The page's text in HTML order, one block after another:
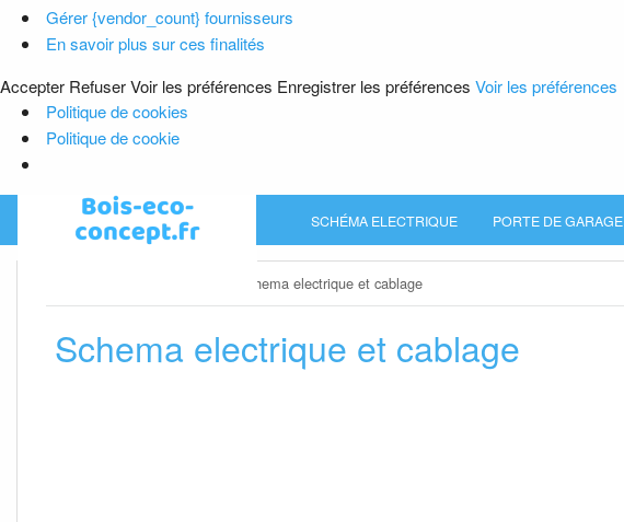
Gérer {vendor_count} fournisseurs
En savoir plus sur ces finalités
Accepter RefuserVoir les préférences Enregistrer les préférences Voir les préférences
Politique de cookies
Politique de cookie
SCHÉMA ELECTRIQUE PORTE DE GARAGE
Schema electrique et cablage
Schema electrique et cablage